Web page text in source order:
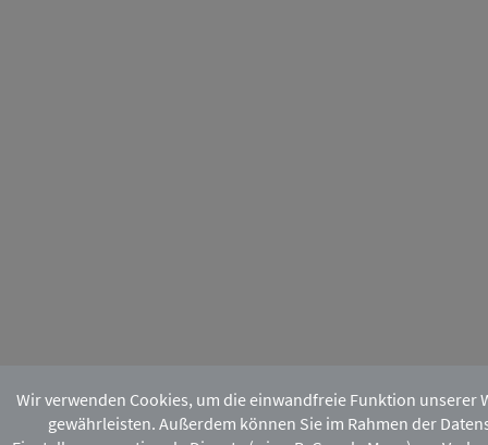
Wir verwenden Cookies, um die einwandfreie Funktion unserer
gewährleisten. Außerdem können Sie im Rahmen der